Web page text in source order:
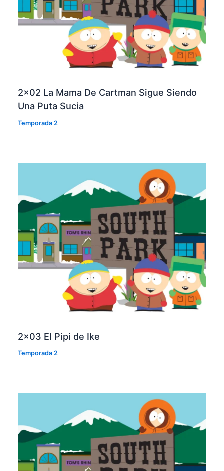
2×02 La Mama De Cartman Sigue Siendo
Una Puta Sucia
Temporada 2
2×03 El Pipi de Ike
Temporada 2